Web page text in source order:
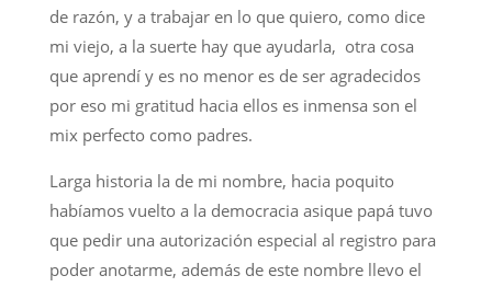
de razón, y a trabajar en lo que quiero, como dice
mi viejo, a la suerte hay que ayudarla, otra cosa
que aprendí y es no menor es de ser agradecidos
por eso mi gratitud hacia ellos es inmensa son el
mix perfecto como padres.
Larga historia la de mi nombre, hacia poquito
habíamos vuelto a la democracia asique papá tuvo
que pedir una autorización especial al registro para
poder anotarme, además de este nombre llevo el